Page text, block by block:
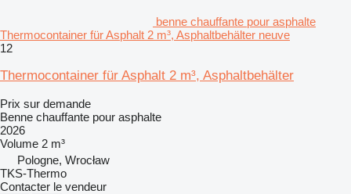
benne chauffante pour asphalte
Thermocontainer für Asphalt 2 m³, Asphaltbehälter neuve
12
Thermocontainer für Asphalt 2 m³, Asphaltbehälter
Prix sur demande
Benne chauffante pour asphalte
2026
Volume 2 m³
Pologne, Wrocław
TKS-Thermo
Contacter le vendeur